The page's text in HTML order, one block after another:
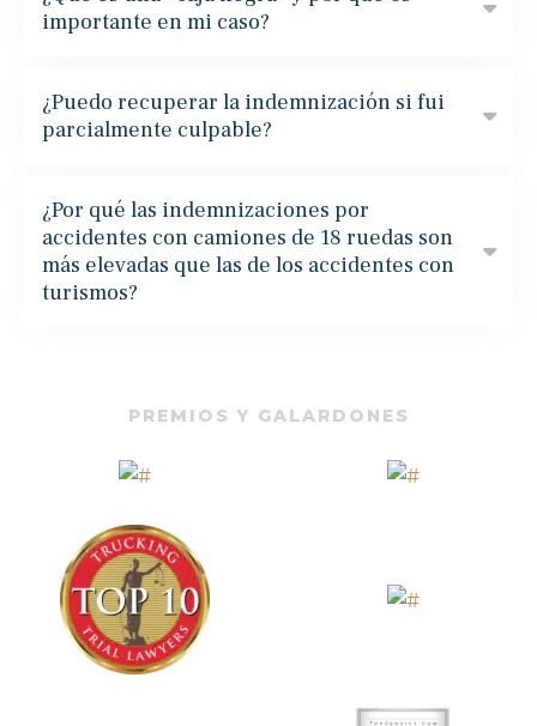
importante en mi caso?
¿Puedo recuperar la indemnización si fui
parcialmente culpable?
¿Por qué las indemnizaciones por
accidentes con camiones de 18 ruedas son
más elevadas que las de los accidentes con
turismos?
PREMIOS Y GALARDONES